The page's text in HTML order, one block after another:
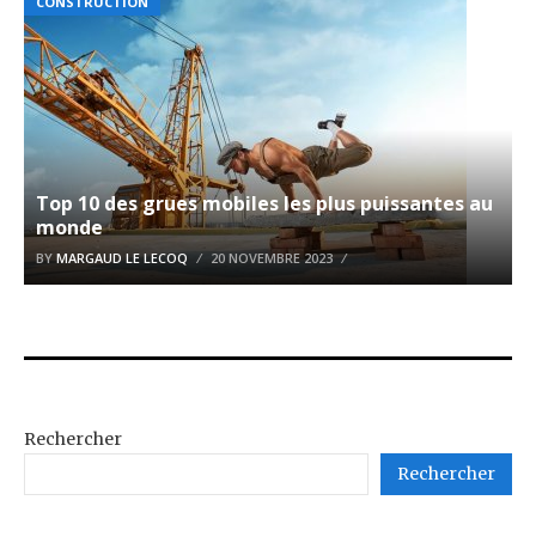
Top 10 des grues mobiles les plus puissantes au
monde
BYMARGAUD LE LECOQ 20 NOVEMBRE 2023
Rechercher
Rechercher